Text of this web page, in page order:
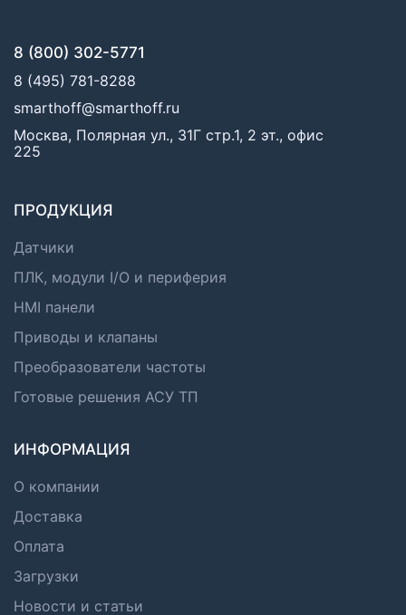
8 (800) 302-5771
8 (495) 781-8288
smarthoff@smarthoff.ru
Москва, Полярная ул., 31Г стр.1, 2 эт., офис
225
ПРОДУКЦИЯ
Датчики
ПЛК, модули I/O и периферия
HMI панели
Приводы и клапаны
Преобразователи частоты
Готовые решения АСУ ТП
ИНФОРМАЦИЯ
О компании
Доставка
Оплата
Загрузки
Новости и статьи